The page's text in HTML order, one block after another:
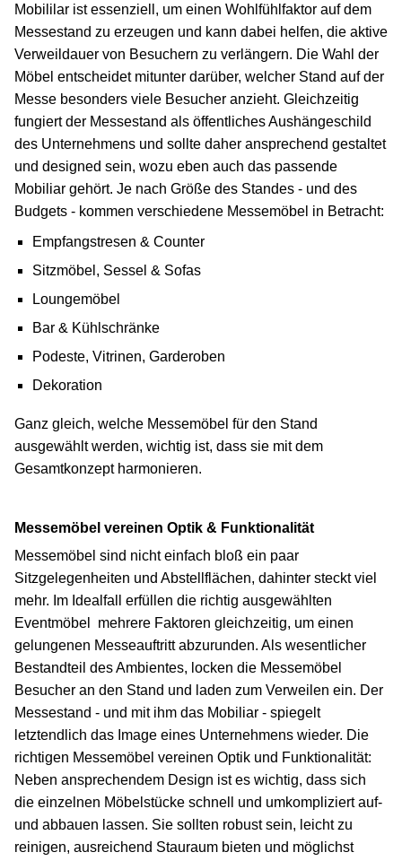
Mobililar ist essenziell, um einen Wohlfühlfaktor auf dem
Messestand zu erzeugen und kann dabei helfen, die aktive
Verweildauer von Besuchern zu verlängern. Die Wahl der
Möbel entscheidet mitunter darüber, welcher Stand auf der
Messe besonders viele Besucher anzieht. Gleichzeitig
fungiert der Messestand als öffentliches Aushängeschild
des Unternehmens und sollte daher ansprechend gestaltet
und designed sein, wozu eben auch das passende
Mobiliar gehört. Je nach Größe des Standes - und des
Budgets - kommen verschiedene Messemöbel in Betracht:
Empfangstresen & Counter
Sitzmöbel, Sessel & Sofas
Loungemöbel
Bar & Kühlschränke
Podeste, Vitrinen, Garderoben
Dekoration
Ganz gleich, welche Messemöbel für den Stand
ausgewählt werden, wichtig ist, dass sie mit dem
Gesamtkonzept harmonieren.
Messemöbel vereinen Optik & Funktionalität
Messemöbel sind nicht einfach bloß ein paar
Sitzgelegenheiten und Abstellflächen, dahinter steckt viel
mehr. Im Idealfall erfüllen die richtig ausgewählten
Eventmöbel mehrere Faktoren gleichzeitig, um einen
gelungenen Messeauftritt abzurunden. Als wesentlicher
Bestandteil des Ambientes, locken die Messemöbel
Besucher an den Stand und laden zum Verweilen ein. Der
Messestand - und mit ihm das Mobiliar - spiegelt
letztendlich das Image eines Unternehmens wieder. Die
richtigen Messemöbel vereinen Optik und Funktionalität:
Neben ansprechendem Design ist es wichtig, dass sich
die einzelnen Möbelstücke schnell und umkompliziert auf-
und abbauen lassen. Sie sollten robust sein, leicht zu
reinigen, ausreichend Stauraum bieten und möglichst